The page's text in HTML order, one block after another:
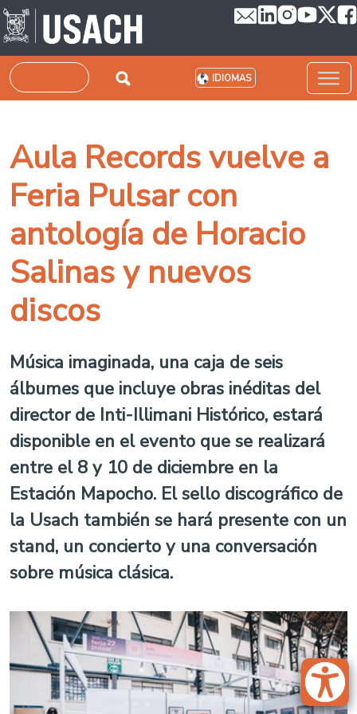
Pasar al contenido principal
Buscar IDIOMAS
Aula Records vuelve a
Feria Pulsar con
antología de Horacio
Salinas y nuevos
discos
Música imaginada, una caja de seis
álbumes que incluye obras inéditas del
director de Inti-Illimani Histórico, estará
disponible en el evento que se realizará
entre el 8 y 10 de diciembre en la
Estación Mapocho. El sello discográfico de
la Usach también se hará presente con un
stand, un concierto y una conversación
sobre música clásica.